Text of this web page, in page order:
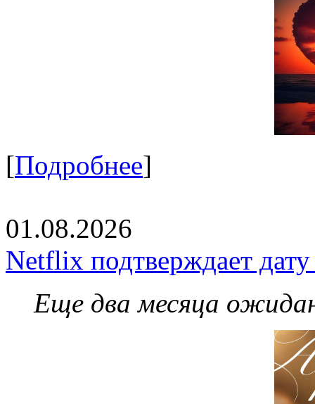
[Подробнее]
01.08.2026
Netflix подтверждает
Еще два месяца